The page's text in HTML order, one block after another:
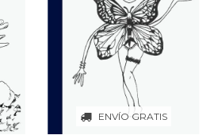
ENVÍO GRATIS